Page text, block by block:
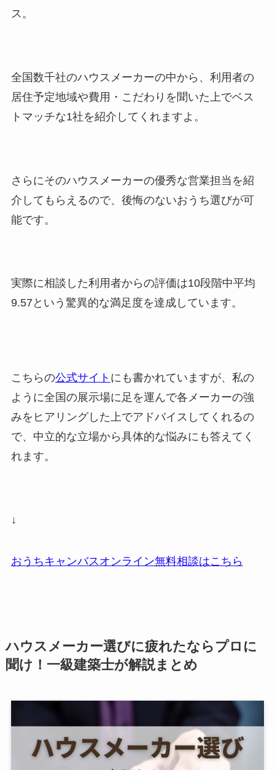
ス。
全国数千社のハウスメーカーの中から、利用者の
居住予定地域や費用・こだわりを聞いた上でベス
トマッチな1社を紹介してくれますよ。
さらにそのハウスメーカーの優秀な営業担当を紹
介してもらえるので、後悔のないおうち選びが可
能です。
実際に相談した利用者からの評価は10段階中平均
9.57という驚異的な満足度を達成しています。
こちらの公式サイト にも書かれていますが、私の
ように全国の展示場に足を運んで各メーカーの強
みをヒアリングした上でアドバイスしてくれるの
で、中立的な立場から具体的な悩みにも答えてく
れます。
↓
おうちキャンバスオンライン無料相談はこちら
ハウスメーカー選びに疲れたならプロに
聞け！一級建築士が解説まとめ